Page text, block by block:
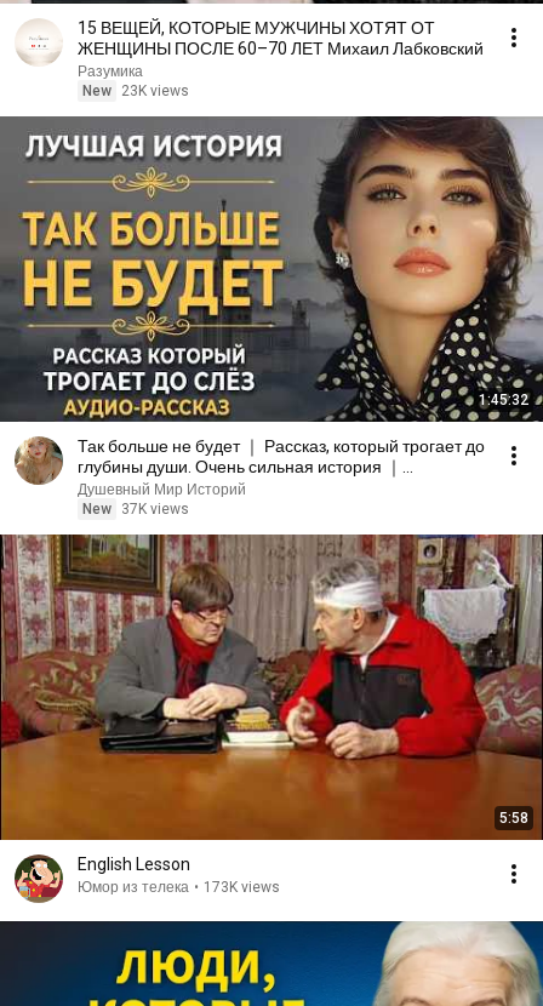
15 ВЕЩЕЙ, КОТОРЫЕ МУЖЧИНЫ ХОТЯТ ОТ
ЖЕНЩИНЫ ПОСЛЕ 60–70 ЛЕТ Михаил Лабковский
Разумика
New
23K views
1:45:32
Так больше не будет ｜ Рассказ, который трогает до
глубины души. Очень сильная история ｜
Аудиорассказ
Душевный Мир Историй
New
37K views
5:58
English Lesson
Юмор из телека • 173K views